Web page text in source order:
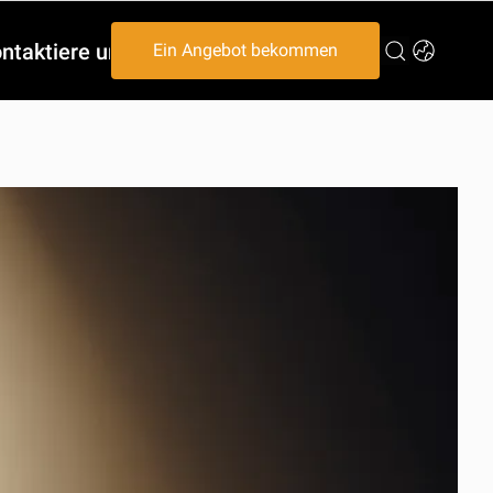
uns Ein Angebot bekommen